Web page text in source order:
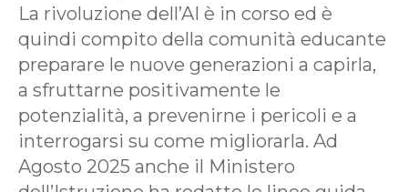
La rivoluzione dell’AI è in corso ed è
quindi compito della comunità educante
preparare le nuove generazioni a capirla,
a sfruttarne positivamente le
potenzialità, a prevenirne i pericoli e a
interrogarsi su come migliorarla. Ad
Agosto 2025 anche il Ministero